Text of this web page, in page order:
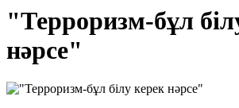
"Терроризм-бұл
нәрсе"